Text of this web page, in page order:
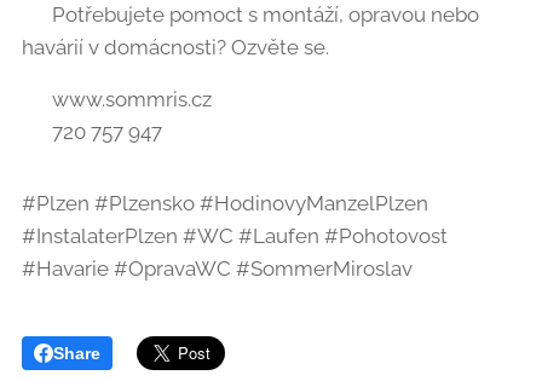
📞 Potřebujete pomoct s montáží, opravou nebo
havárií v domácnosti? Ozvěte se.
🌐 www.sommris.cz
📱 720 757 947
#Plzen #Plzensko #HodinovyManzelPlzen
#InstalaterPlzen #WC #Laufen #Pohotovost
#Havarie #OpravaWC #SommerMiroslav
Share